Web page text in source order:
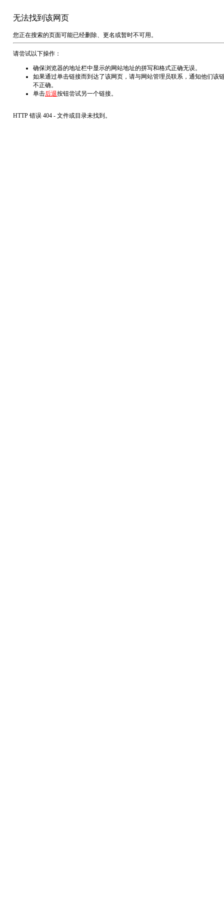
无法找到该网页
您正在搜索的页面可能已经删除、更名或暂时不可用。
请尝试以下操作：
确保浏览器的地址栏中显示的网站地址的拼写和格式正确无误。
如果通过单击链接而到达了该网页，请与网站管理员联系，通知他们该
不正确。
单击后退按钮尝试另一个链接。
HTTP 错误 404 - 文件或目录未找到。